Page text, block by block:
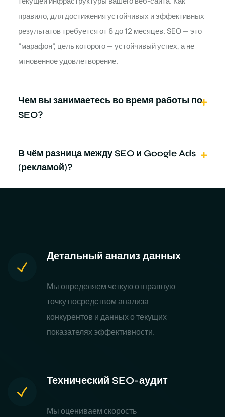
правило, для достижения устойчивых и эффективных
результатов требуется от 6 до 12 месяцев. SEO — это
“марафон”, цель которого — устойчивый успех, а не
мгновенное удовлетворение.
Чем вы занимаетесь во время работы по
SEO?
В чём разница между SEO и Google Ads
(рекламой)?
Детальный анализ данных
Мы определяем четкую отправную
точку посредством анализа
конкурентов и данных о текущих
показателях эффективности.
Технический SEO-аудит
Мы оцениваем скорость